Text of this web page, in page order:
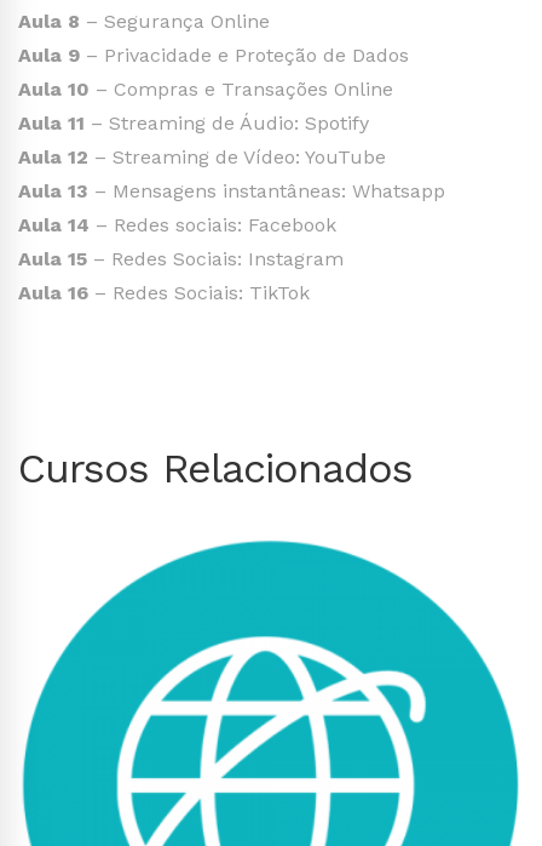
Aula 8 – Segurança Online
Aula 9 – Privacidade e Proteção de Dados
Aula 10 – Compras e Transações Online
Aula 11 – Streaming de Áudio: Spotify
Aula 12 – Streaming de Vídeo: YouTube
Aula 13 – Mensagens instantâneas: Whatsapp
Aula 14 – Redes sociais: Facebook
Aula 15 – Redes Sociais: Instagram
Aula 16 – Redes Sociais: TikTok
Cursos Relacionados